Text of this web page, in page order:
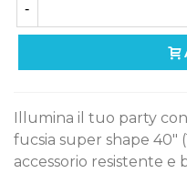
-
Illumina il tuo party
fucsia super shape 40"
accessorio resistente